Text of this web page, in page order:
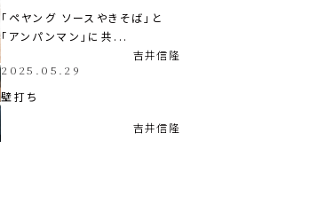
「ペヤング ソースやきそば」と
「アンパンマン」に共...
吉井信隆
2025.05.29
壁打ち
吉井信隆